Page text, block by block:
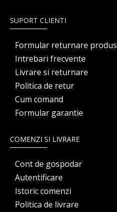
SUPORT CLIENTI
Formular returnare produs
Intrebari frecvente
Livrare si returnare
Politica de retur
Cum comand
Formular garantie
COMENZI SI LIVRARE
Cont de gospodar
Autentificare
Istoric comenzi
Politica de livrare